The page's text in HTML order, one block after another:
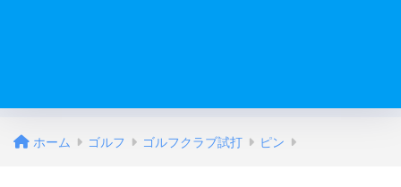
ホーム ゴルフ ゴルフクラブ試打 ピン